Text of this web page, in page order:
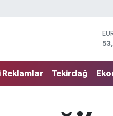
Reklamlar Tekirdağ